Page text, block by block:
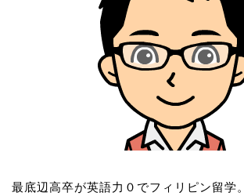
最底辺高卒が英語力０でフィリピン留学。